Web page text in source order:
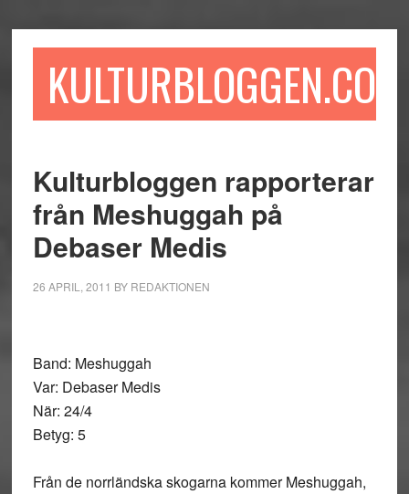
till
till
sidofältet
till
KULTURBLOGGEN.COM
Kulturbloggen rapporterar
från Meshuggah på
Debaser Medis
26 APRIL, 2011 BY REDAKTIONEN
Band: Meshuggah
Var: Debaser Medis
När: 24/4
Betyg: 5
Från de norrländska skogarna kommer Meshuggah,